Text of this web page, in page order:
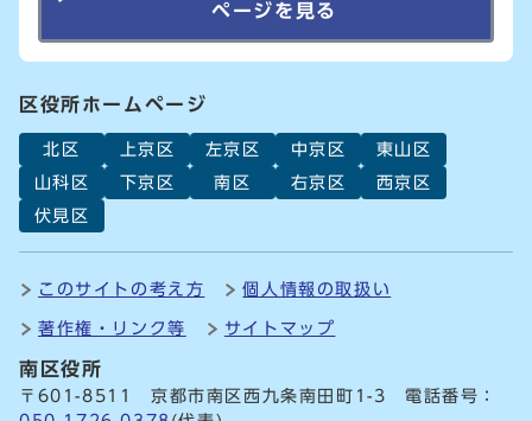
ページを見る
区役所ホームページ
北区 上京区 左京区 中京区
東山区
山科区
下京区 南区 右京区
西京区
伏見区
このサイトの考え方 個人情報の取扱い
著作権・リンク等 サイトマップ
南区役所
〒601-8511 京都市南区西九条南田町1-3 電話番号：